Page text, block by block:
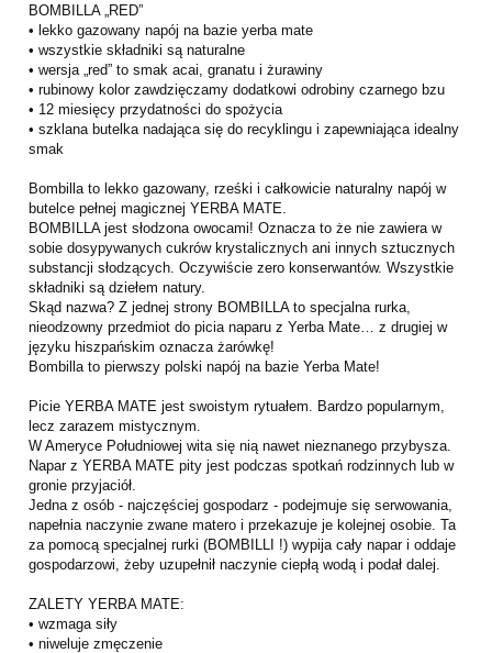
BOMBILLA „RED”
• lekko gazowany napój na bazie yerba mate
• wszystkie składniki są naturalne
• wersja „red” to smak acai, granatu i żurawiny
• rubinowy kolor zawdzięczamy dodatkowi odrobiny czarnego bzu
• 12 miesięcy przydatności do spożycia
• szklana butelka nadająca się do recyklingu i zapewniająca idealny
smak
Bombilla to lekko gazowany, rześki i całkowicie naturalny napój w
butelce pełnej magicznej YERBA MATE.
BOMBILLA jest słodzona owocami! Oznacza to że nie zawiera w
sobie dosypywanych cukrów krystalicznych ani innych sztucznych
substancji słodzących. Oczywiście zero konserwantów. Wszystkie
składniki są dziełem natury.
Skąd nazwa? Z jednej strony BOMBILLA to specjalna rurka,
nieodzowny przedmiot do picia naparu z Yerba Mate… z drugiej w
języku hiszpańskim oznacza żarówkę!
Bombilla to pierwszy polski napój na bazie Yerba Mate!
Picie YERBA MATE jest swoistym rytuałem. Bardzo popularnym,
lecz zarazem mistycznym.
W Ameryce Południowej wita się nią nawet nieznanego przybysza.
Napar z YERBA MATE pity jest podczas spotkań rodzinnych lub w
gronie przyjaciół.
Jedna z osób - najczęściej gospodarz - podejmuje się serwowania,
napełnia naczynie zwane matero i przekazuje je kolejnej osobie. Ta
za pomocą specjalnej rurki (BOMBILLI !) wypija cały napar i oddaje
gospodarzowi, żeby uzupełnił naczynie ciepłą wodą i podał dalej.
ZALETY YERBA MATE:
• wzmaga siły
• niweluje zmęczenie